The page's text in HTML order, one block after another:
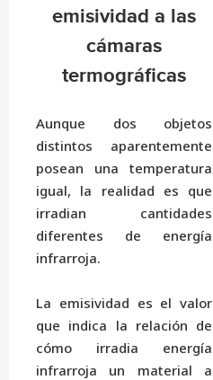
emisividad a las
cámaras
termográficas
Aunque dos objetos
distintos aparentemente
posean una temperatura
igual, la realidad es que
irradian cantidades
diferentes de energía
infrarroja.
La emisividad es el valor
que indica la relación de
cómo irradia energía
infrarroja un material a